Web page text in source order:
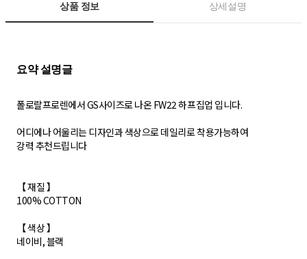
상품 정보 상세설명
요약 설명글
폴로랄프로렌에서 GS사이즈로 나온 FW22 하프집업 입니다.
어디에나 어울리는 디자인과 색상으로 데일리로 착용가능하여
강력 추천드립니다
【 재질 】
100% COTTON
【 색상 】
네이비, 블랙